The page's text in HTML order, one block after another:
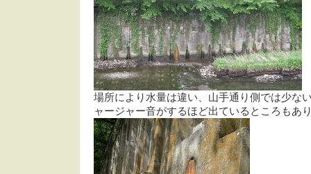
場所により水量は違い、山手通り側では少な
ャージャー音がするほど出ているところもあ